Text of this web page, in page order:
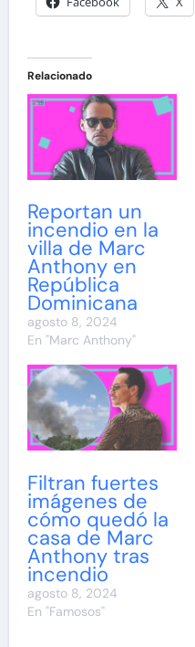
Relacionado
Reportan un
incendio en la
villa de Marc
Anthony en
República
Dominicana
agosto 8, 2024
En "Marc Anthony"
Filtran fuertes
imágenes de
cómo quedó la
casa de Marc
Anthony tras
incendio
agosto 8, 2024
En "Famosos"